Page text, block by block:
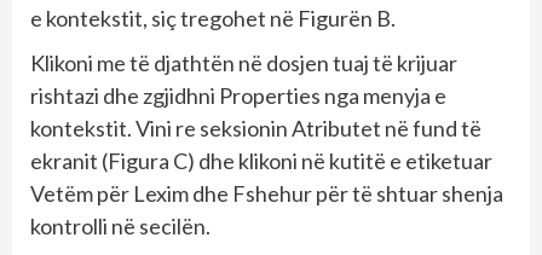
e kontekstit, siç tregohet në Figurën B.
Klikoni me të djathtën në dosjen tuaj të krijuar
rishtazi dhe zgjidhni Properties nga menyja e
kontekstit. Vini re seksionin Atributet në fund të
ekranit (Figura C) dhe klikoni në kutitë e etiketuar
Vetëm për Lexim dhe Fshehur për të shtuar shenja
kontrolli në secilën.